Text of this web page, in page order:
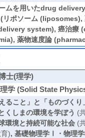
ムを用いたdrug
リポソーム (liposomes),
system), 癌治療
薬物速度論
士(理学)
理学 (Solid State
えること」と「ものづく
くしまの環境を学ぼう (
環境と持続可能な社会(
), 基礎物理学Ⅰ・物理